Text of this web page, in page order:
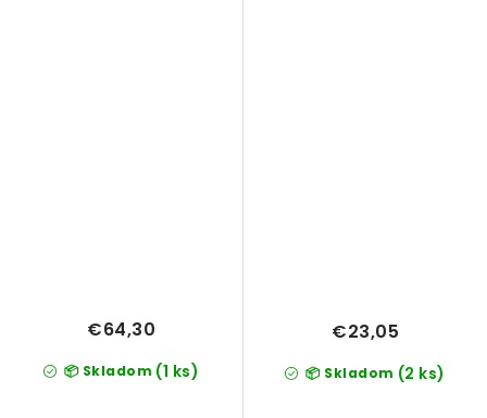
📦 Skladom (1 ks)
€64,30
📦 Skladom (2 ks)
€23,05